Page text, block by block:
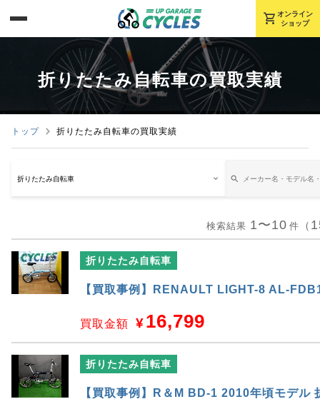
shopping_cart オンライン
ショップ
折りたたみ自転車の買取実績
トップ 折りたたみ自転車の買取実績
検索結果 1〜10 件（
折りたたみ自転車
【買取事例】RENAULT LIGHT-8 AL-
買取金額 ¥16,799
折りたたみ自転車
【買取事例】R＆M BD-1 2010年頃モデル